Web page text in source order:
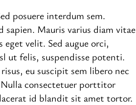
posuere interdum sem.
sapien. Mauris varius diam vitae
velit. Sed augue orci,
ut felis, suspendisse potenti.
eu suscipit sem libero nec
Nulla consectetuer porttitor
id blandit sit amet tortor.